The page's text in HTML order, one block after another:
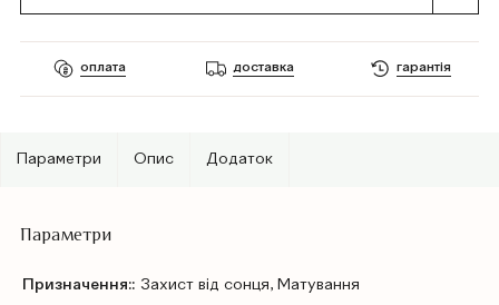
оплата доставка гарантія
Параметри Опис Додаток
Параметри
Призначення:: Захист від сонця, Матування